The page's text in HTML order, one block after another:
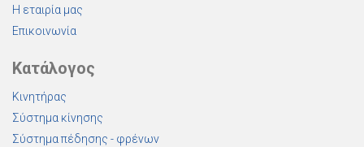
Η εταιρία μας
Επικοινωνία
Κατάλογος
Κινητήρας
Σύστημα κίνησης
Σύστημα πέδησης - φρένων